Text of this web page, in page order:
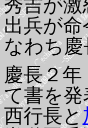
秀吉が
出兵が
なわち
慶長２
て書を
西行長と